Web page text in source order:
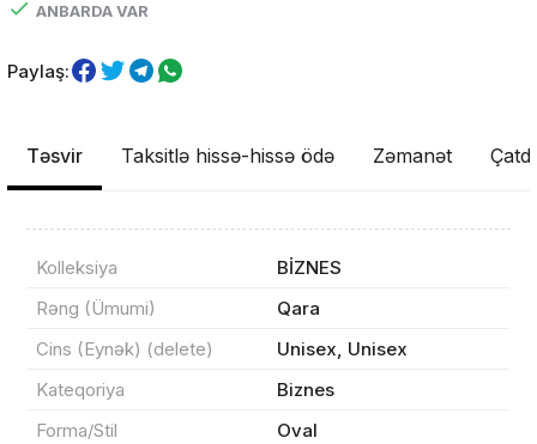
ANBARDA VAR
Paylaş:
Təsvir Taksitlə hissə-hissə ödə Zəmanət
Kolleksiya
BİZNES
Rəng (Ümumi)
Qara
Cins (Eynək) (delete)
Unisex, Unisex
Kateqoriya
Biznes
Forma/Stil
Oval
Məhsul(lar) səbətə əlavə edildi